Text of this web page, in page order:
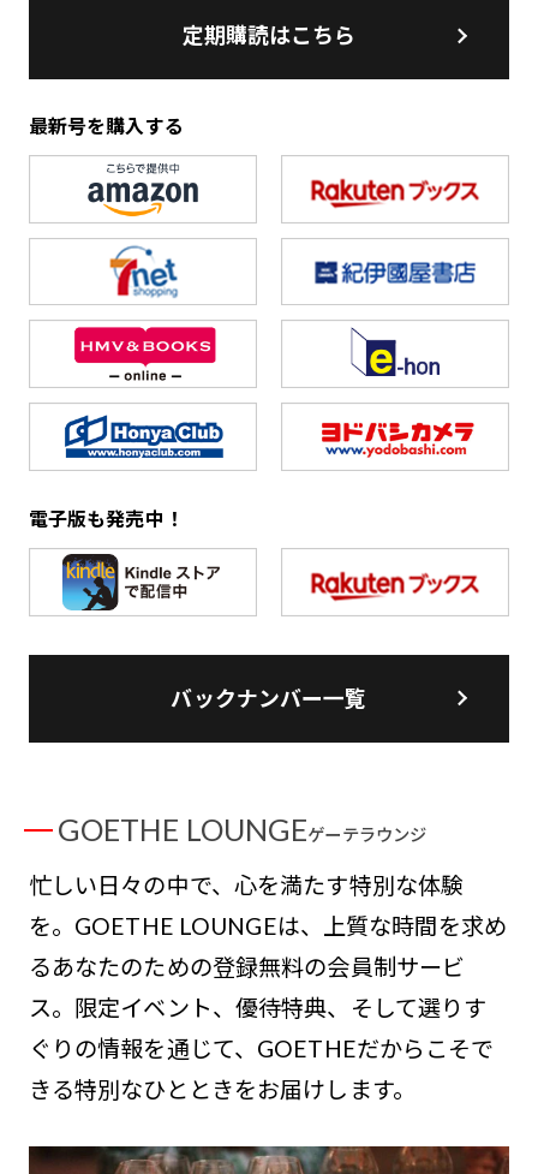
定期購読はこちら
最新号を購入する
電子版も発売中！
バックナンバー一覧
GOETHE LOUNGEゲーテラウンジ
忙しい日々の中で、心を満たす特別な体験
を。GOETHE LOUNGEは、上質な時間を求め
るあなたのための登録無料の会員制サービ
ス。限定イベント、優待特典、そして選りす
ぐりの情報を通じて、GOETHEだからこそで
きる特別なひとときをお届けします。